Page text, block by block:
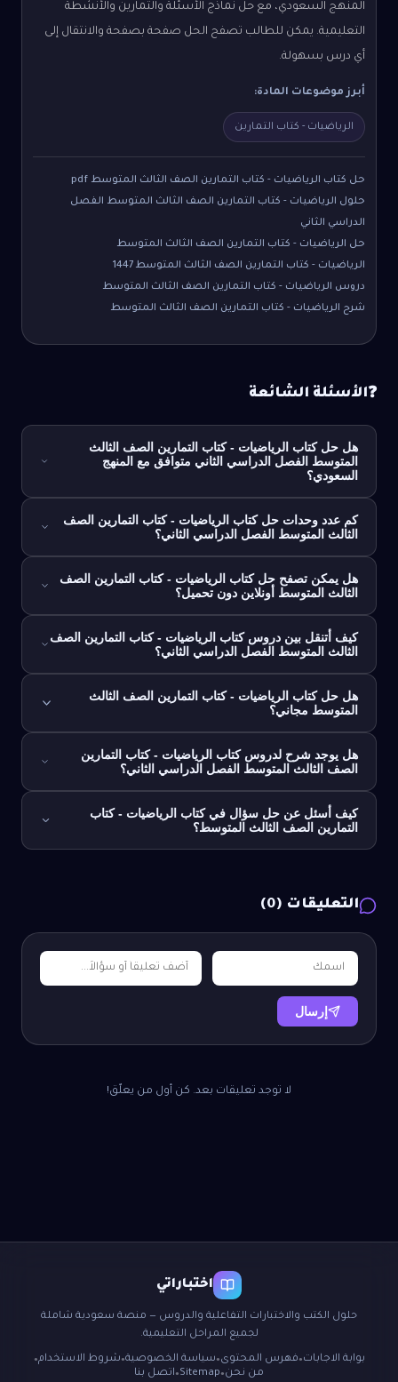
المنهج السعودي، مع حل نماذج الأسئلة والتمارين والأنشطة
التعليمية. يمكن للطالب تصفح الحل صفحة بصفحة والانتقال إلى
أي درس بسهولة.
أبرز موضوعات المادة:
الرياضيات - كتاب التمارين
حل كتاب الرياضيات - كتاب التمارين الصف الثالث المتوسط pdf
حلول الرياضيات - كتاب التمارين الصف الثالث المتوسط الفصل
الدراسي الثاني
حل الرياضيات - كتاب التمارين الصف الثالث المتوسط
الرياضيات - كتاب التمارين الصف الثالث المتوسط 1447
دروس الرياضيات - كتاب التمارين الصف الثالث المتوسط
شرح الرياضيات - كتاب التمارين الصف الثالث المتوسط
❓ الأسئلة الشائعة
هل حل كتاب الرياضيات - كتاب التمارين الصف الثالث
المتوسط الفصل الدراسي الثاني متوافق مع المنهج
السعودي؟
كم عدد وحدات حل كتاب الرياضيات - كتاب التمارين الصف
الثالث المتوسط الفصل الدراسي الثاني؟
هل يمكن تصفح حل كتاب الرياضيات - كتاب التمارين الصف
الثالث المتوسط أونلاين دون تحميل؟
كيف أتنقل بين دروس كتاب الرياضيات - كتاب التمارين الصف
الثالث المتوسط الفصل الدراسي الثاني؟
هل حل كتاب الرياضيات - كتاب التمارين الصف الثالث
المتوسط مجاني؟
هل يوجد شرح لدروس كتاب الرياضيات - كتاب التمارين
الصف الثالث المتوسط الفصل الدراسي الثاني؟
كيف أسئل عن حل سؤال في كتاب الرياضيات - كتاب
التمارين الصف الثالث المتوسط؟
التعليقات (0
)
إرسال
لا توجد تعليقات بعد. كن أول من يعلّق!
اختباراتي
حلول الكتب والاختبارات التفاعلية والدروس — منصة سعودية شاملة
لجميع المراحل التعليمية.
بوابة الاجابات ● فهرس المحتوى ● سياسة الخصوصية● شروط الاستخدام●
من نحن ●
Sitemap
● اتصل بنا